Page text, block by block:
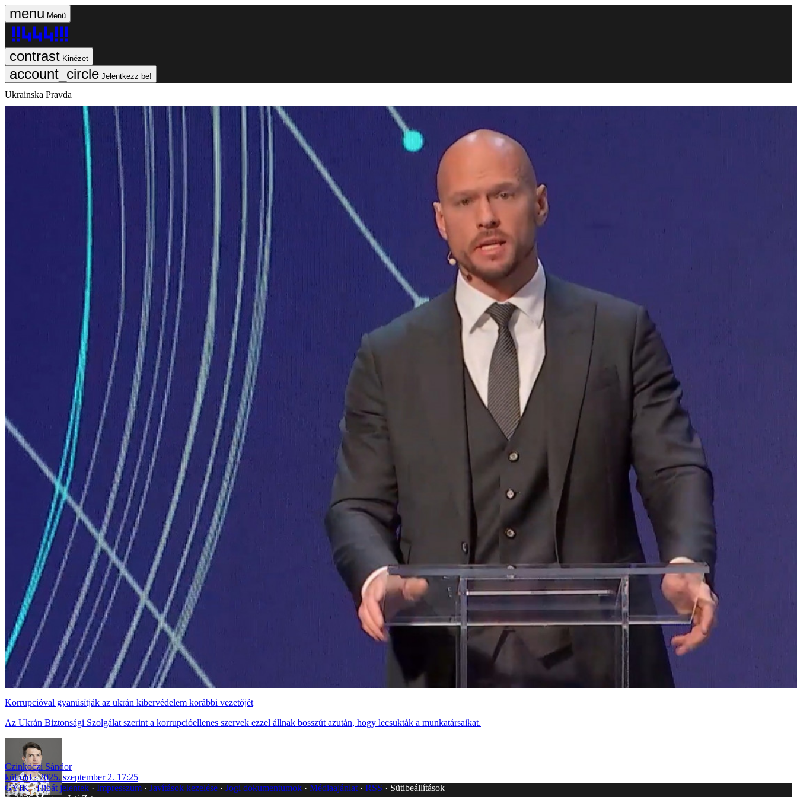
Menü
Kinézet
Jelentkezz be!
Ukrainska Pravda
Korrupcióval gyanúsítják az ukrán kibervédelem korábbi vezetőjét
Az Ukrán Biztonsági Szolgálat szerint a korrupcióellenes szervek ezzel állnak bosszút azután, hogy lecsukták a munkatársaikat.
Czinkóczi Sándor
külföld
2025. szeptember 2. 17:25
GYIK Hibát jelentek Impresszum Javítások kezelése Jogi dokumentumok Médiaajánlat RSS
Sütibeállítások